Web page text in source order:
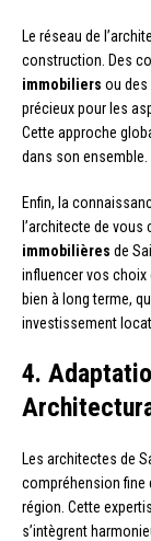
Le réseau de
construction. Des
immobiliers ou des
précieux pour les
Cette approche
dans son ensemble.
Enfin, la
l’architecte de
immobilières de
influencer vos choix
bien à long terme,
investissement
4.
Les architectes de
compréhension fine
région. Cette
s’intègrent